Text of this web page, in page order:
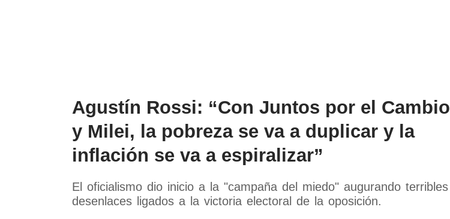
Agustín Rossi: “Con Juntos por el Cambio
y Milei, la pobreza se va a duplicar y la
inflación se va a espiralizar”
El oficialismo dio inicio a la "campaña del miedo" augurando terribles
desenlaces ligados a la victoria electoral de la oposición.